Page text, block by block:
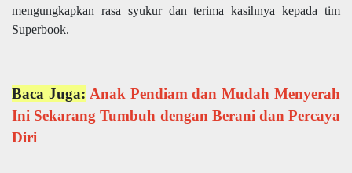
mengungkapkan rasa syukur dan terima kasihnya kepada tim
Superbook.
Baca Juga: Anak Pendiam dan Mudah Menyerah
Ini Sekarang Tumbuh dengan Berani dan Percaya
Diri